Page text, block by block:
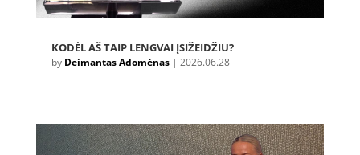
KODĖL AŠ TAIP LENGVAI ĮSIŽEIDŽIU?
by Deimantas Adomėnas| 2026.06.28